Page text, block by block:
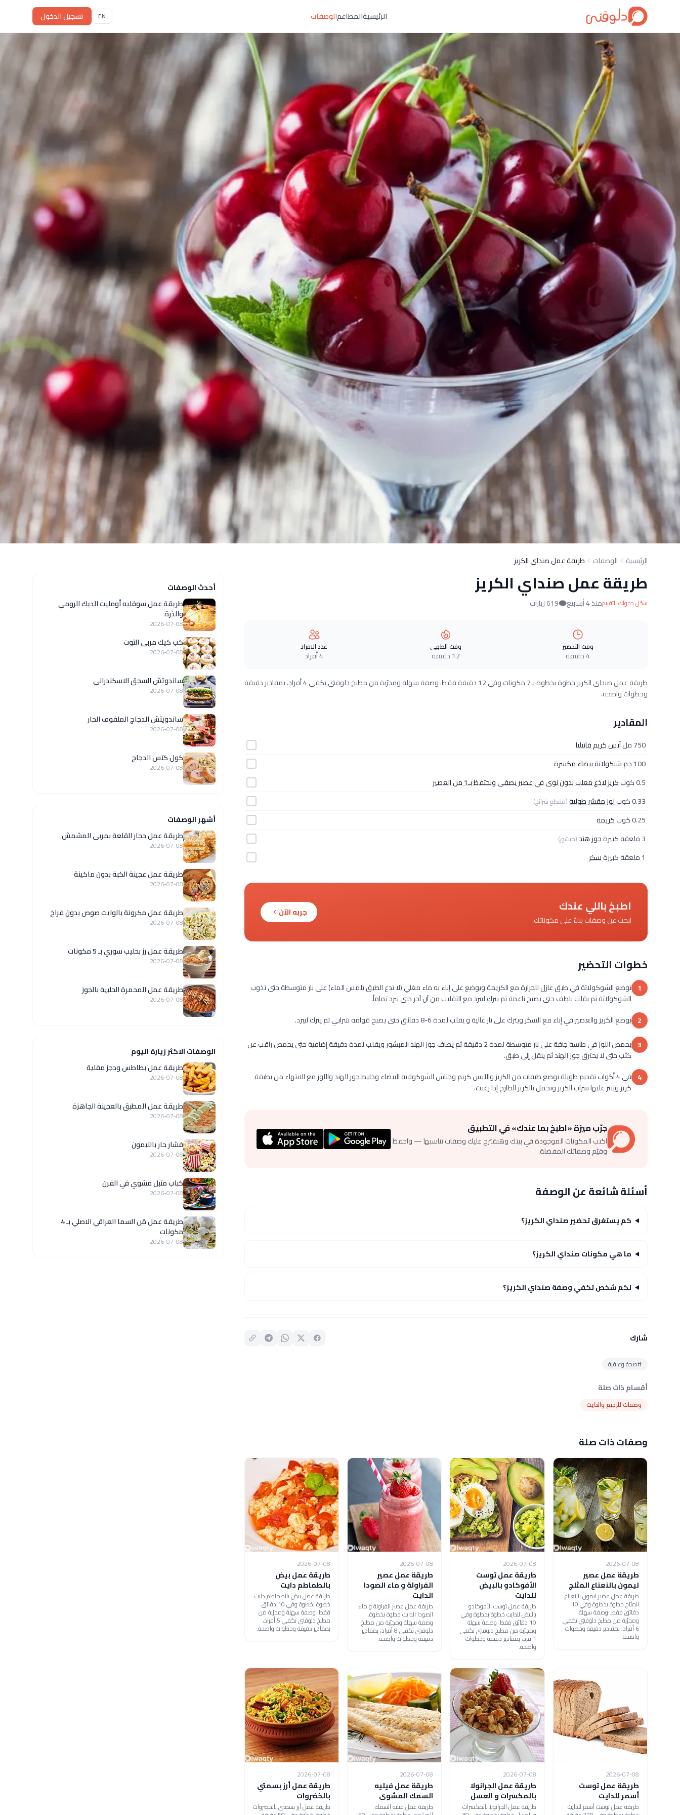
الرئيسيةالمطاعمالوصفات EN تسجيل الدخول
الرئيسية الوصفات طريقة عمل صنداي الكريز
طريقة عمل صنداي الكريز
سجّل دخولك للتقييممنذ 4 أسابيع 619 زيارات
وقت التحضير
4 دقيقة
وقت الطهي
12 دقيقة
عدد الافراد
4 أفراد
طريقة عمل صنداي الكريز خطوة بخطوة بـ7 مكونات وفي 12 دقيقة فقط. وصفة سهلة ومجرّبة من مطبخ دلوقتي تكفي 4 أفراد، بمقادير دقيقة
وخطوات واضحة.
المقادير
750 مل
آيس كريم فانيليا
100 جم
شيكولاتة بيضاء مكسرة
0.5 كوب
كريز لاذع معلب بدون نوى في عصير يصفى ونحتفظ بـ1 من العصير
0.33 كوب
لوز مقشر طولية(مقطع شرائح)
0.25 كوب
كريمة
3 ملعقة كبيرة
جوز هند(مبشور)
1 ملعقة كبيرة سكر
اطبخ باللي عندك
ابحث عن وصفات بناءً على مكوناتك.
جربه الآن
خطوات التحضير
1 توضع الشوكولاتة في طبق عازل للحرارة مع الكريمة ويوضع على إناء به ماء مغلي (لا تدع الطبق يلمس الماء) على نار متوسطة حتى تذوب
الشوكولاتة ثم يقلب بلطف حتى تصبح ناعمة ثم يترك ليبرد مع التقليب من آن آخر حتى يبرد تماماً.
2 يوضع الكريز والعصير في إناء مع السكر ويترك على نار عالية و يقلب لمدة 6-8 دقائق حتى يصبح قوامه شرابي ثم يترك ليبرد.
3
يحمص اللوز في طاسة جافة على نار متوسطة لمدة 2 دقيقة ثم يضاف جوز الهند المبشور ويقلب لمدة دقيقة إضافية حتى يحمص راقب عن
كثب حتى لا يحترق جوز الهند ثم ينقل إلى طبق.
4
في 4 أكواب تقديم طويلة توضع طبقات من الكريز والآيس كريم وجناش الشوكولاتة البيضاء وخليط جوز الهند واللوز مع الانتهاء من بطبقة
كريز وينثر عليها شراب الكريز وتجمل بالكريز الطازج إذا رغبت.
جرّب ميزة «اطبخ بما عندك» في التطبيق
اكتب المكونات الموجودة في بيتك وهنقترح عليك وصفات تناسبها — واحفظ
وقيّم وصفاتك المفضلة.
أسئلة شائعة عن الوصفة
كم يستغرق تحضير صنداي الكريز؟
ما هي مكونات صنداي الكريز؟
لكم شخص تكفي وصفة صنداي الكريز؟
شارك
#صحة وعافية
أقسام ذات صلة
وصفات للرجيم والدايت
وصفات ذات صلة
2026-07-08
طريقة عمل عصير
ليمون بالنعناع المثلج
طريقة عمل عصير ليمون بالنعناع
المثلج خطوة بخطوة وفي 10
دقائق فقط. وصفة سهلة
ومجرّبة من مطبخ دلوقتي تكفي
6 أفراد، بمقادير دقيقة وخطوات
واضحة.
2026-07-08
طريقة عمل توست
الأفوكادو بالبيض
للدايت
طريقة عمل توست الأفوكادو
بالبيض للدايت خطوة بخطوة وفي
10 دقائق فقط. وصفة سهلة
ومجرّبة من مطبخ دلوقتي تكفي
1 فرد، بمقادير دقيقة وخطوات
واضحة.
2026-07-08
طريقة عمل عصير
الفراولة و ماء الصودا
الدايت
طريقة عمل عصير الفراولة و ماء
الصودا الدايت خطوة بخطوة.
وصفة سهلة ومجرّبة من مطبخ
دلوقتي تكفي 8 أفراد، بمقادير
دقيقة وخطوات واضحة.
2026-07-08
طريقة عمل بيض
بالطماطم دايت
طريقة عمل بيض بالطماطم دايت
خطوة بخطوة وفي 10 دقائق
فقط. وصفة سهلة ومجرّبة من
مطبخ دلوقتي تكفي 5 أفراد،
بمقادير دقيقة وخطوات واضحة.
2026-07-08
طريقة عمل توست
أسمر للدايت
طريقة عمل توست أسمر للدايت
2026-07-08
طريقة عمل الجرانولا
بالمكسرات و العسل
طريقة عمل الجرانولا بالمكسرات
2026-07-08
طريقة عمل فيليه
السمك المشوى
طريقة عمل فيليه السمك
2026-07-08
طريقة عمل أرز بسمتي
بالخضروات
طريقة عمل أرز بسمتي بالخضروات
أحدث الوصفات
طريقة عمل سوفليه أومليت الديك الرومي
والذرة
2026-07-08
كب كيك مربى التوت
2026-07-08
ساندوتش السجق الاسكندراني
2026-07-08
ساندويتش الدجاج الملفوف الحار
2026-07-08
كول كتس الدجاج
2026-07-08
أشهر الوصفات
طريقة عمل حجار القلعة بمربى المشمش
2026-07-08
طريقة عمل عجينة الكبة بدون ماكينة
2026-07-08
طريقة عمل مكرونة بالوايت صوص بدون فراخ
2026-07-08
طريقة عمل رز بحليب سوري بـ 5 مكونات
2026-07-08
طريقة عمل المحمرة الحلبية بالجوز
2026-07-08
الوصفات الاكثر زيارة اليوم
طريقة عمل بطاطس ودجز مقلية
2026-07-08
طريقة عمل المطبق بالعجينة الجاهزة
2026-07-08
فشار حار بالليمون
2026-07-08
كباب متبل مشوي في الفرن
2026-07-08
طريقة عمل مَن السما العراقي الاصلي بـ 4
مكونات
2026-07-08